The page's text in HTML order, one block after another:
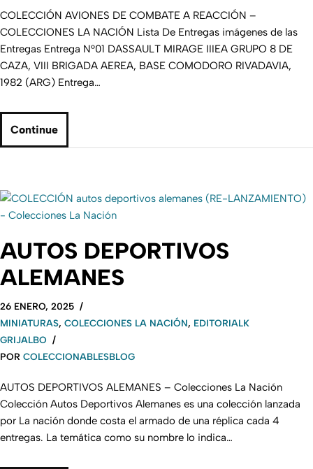
COLECCIÓN AVIONES DE COMBATE A REACCIÓN –
COLECCIONES LA NACIÓN Lista De Entregas imágenes de las
Entregas Entrega N°01 DASSAULT MIRAGE IIIEA GRUPO 8 DE
CAZA, VIII BRIGADA AEREA, BASE COMODORO RIVADAVIA,
1982 (ARG) Entrega…
Continue
AUTOS DEPORTIVOS
ALEMANES
26 ENERO, 2025
MINIATURAS, COLECCIONES LA NACIÓN, EDITORIALK
GRIJALBO
POR COLECCIONABLESBLOG
AUTOS DEPORTIVOS ALEMANES – Colecciones La Nación
Colección Autos Deportivos Alemanes es una colección lanzada
por La nación donde costa el armado de una réplica cada 4
entregas. La temática como su nombre lo indica…